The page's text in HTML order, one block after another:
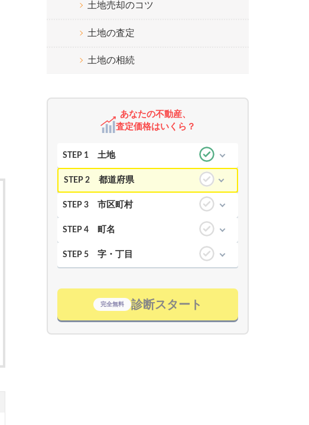
土地売却のコツ
土地の査定
土地の相続
あなたの不動産、
査定価格はいくら？
STEP 1 土地
STEP 2 都道府県
STEP 3 市区町村
STEP 4 町名
STEP 5 字・丁目
完全無料 診断スタート